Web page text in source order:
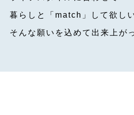
暮らしと「match」して欲しい
そんな願いを込めて出来上が